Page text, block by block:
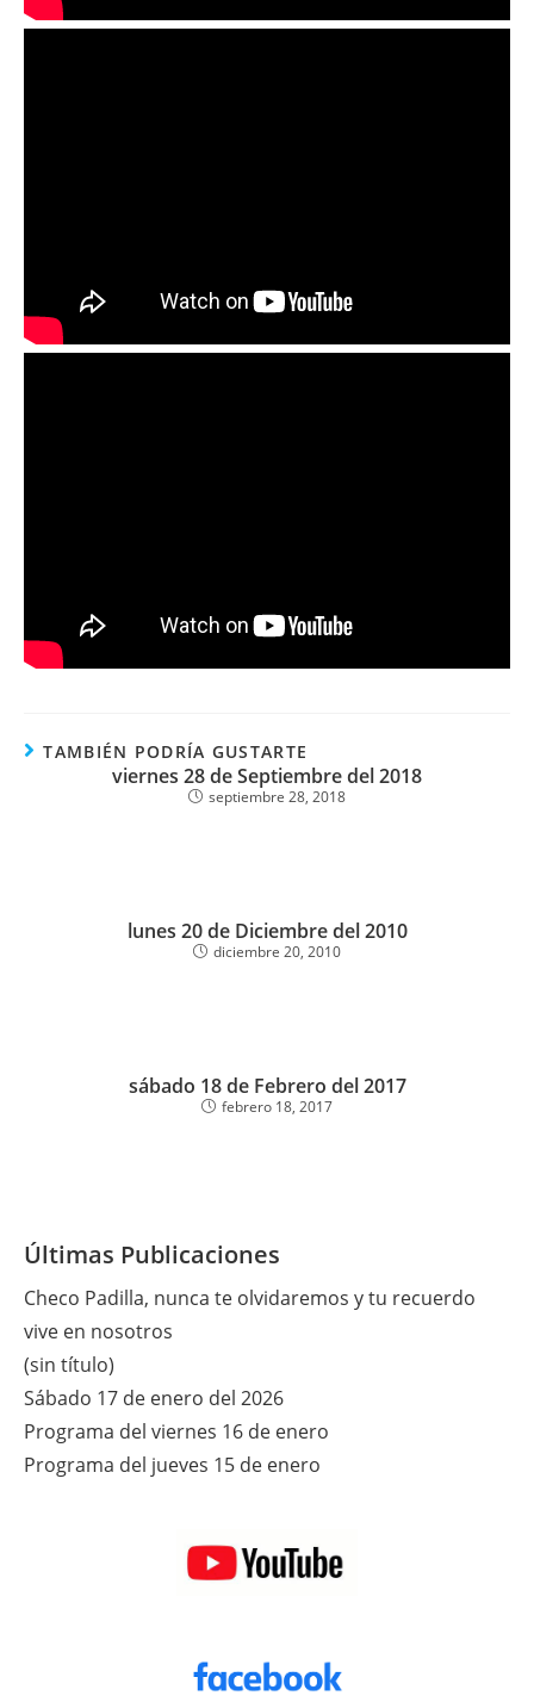
TAMBIÉN PODRÍA GUSTARTE
viernes 28 de Septiembre del 2018
septiembre 28, 2018
lunes 20 de Diciembre del 2010
diciembre 20, 2010
sábado 18 de Febrero del 2017
febrero 18, 2017
Últimas Publicaciones
Checo Padilla, nunca te olvidaremos y tu recuerdo
vive en nosotros
(sin título)
Sábado 17 de enero del 2026
Programa del viernes 16 de enero
Programa del jueves 15 de enero